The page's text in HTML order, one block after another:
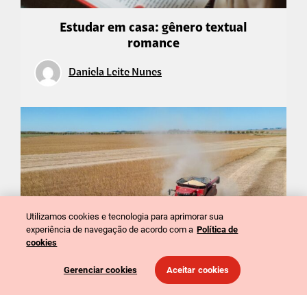
Estudar em casa: gênero textual
romance
Daniela Leite Nunes
Utilizamos cookies e tecnologia para aprimorar sua
experiência de navegação de acordo com a Política de
cookies
Gerenciar cookies Aceitar cookies